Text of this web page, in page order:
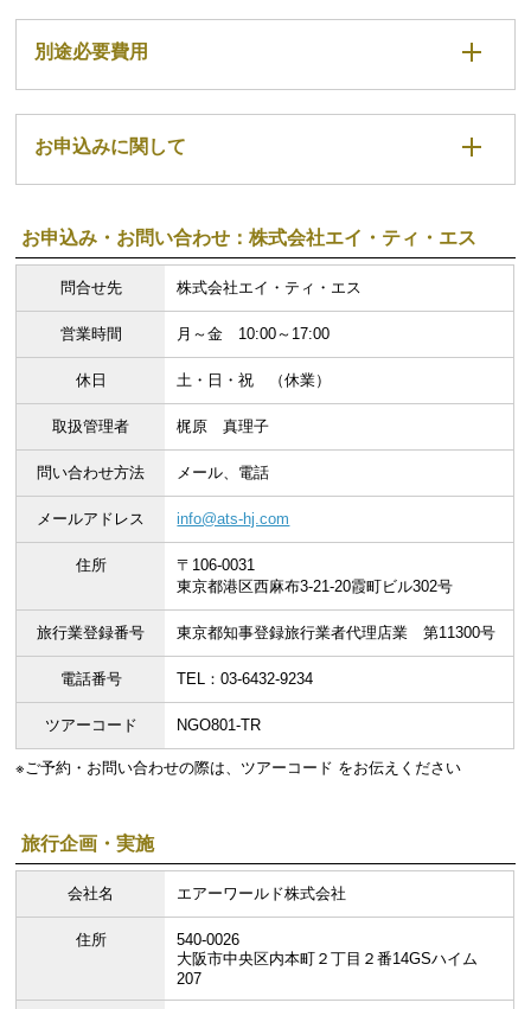
別途必要費用
お申込みに関して
お申込み・お問い合わせ：株式会社エイ・ティ・エス
問合せ先 株式会社エイ・ティ・エス
営業時間 月～金 10:00～17:00
休日 土・日・祝 （休業）
取扱管理者 梶原 真理子
問い合わせ方法 メール、電話
メールアドレス info@ats-hj.com
住所
〒106-0031
東京都港区西麻布3-21-20霞町ビル302号
旅行業登録番号 東京都知事登録旅行業者代理店業 第11300号
電話番号 TEL：03-6432-9234
ツアーコード NGO801-TR
※ご予約・お問い合わせの際は、ツアーコード をお伝えください
旅行企画・実施
会社名 エアーワールド株式会社
住所
540-0026
大阪市中央区内本町２丁目２番14GSハイム
207